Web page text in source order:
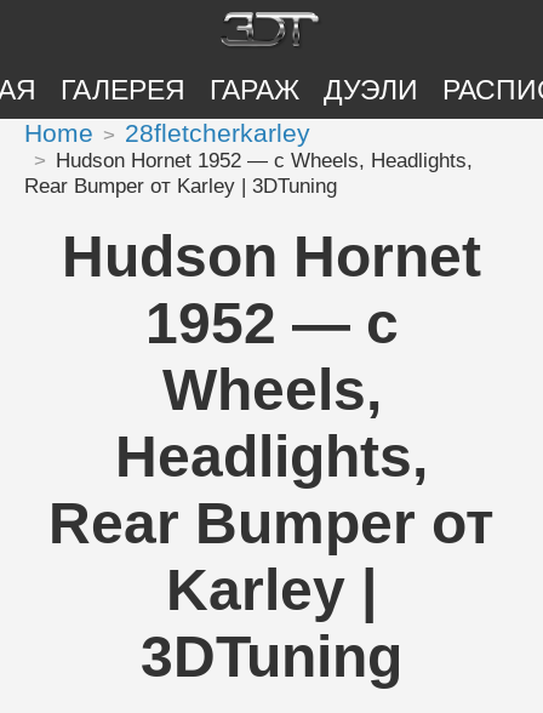
ГАЛЕРЕЯ ГАРАЖ ДУЭЛИ
Home 28fletcherkarley
Hudson Hornet 1952 — с Wheels, Headlights,
Rear Bumper от Karley | 3DTuning
Hudson Hornet
1952 — с
Wheels,
Headlights,
Rear Bumper от
Karley |
3DTuning